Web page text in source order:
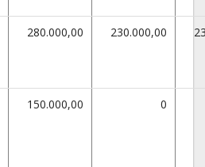
280.000,00 230.000,00
150.000,00 0